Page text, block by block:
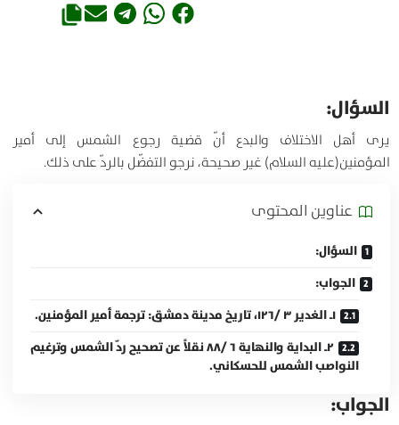
السؤال:
يرى أهل الاختلاف والبدع أنّ قضية رجوع الشمس إلى أمير
المؤمنين(عليه السلام) غير صحيحة، نرجو التفضّل بالردّ على ذلك.
عناوين المحتوی
السؤال:
الجواب:
۱ـ الغدير ۳ /۱۲۶، تاريخ مدينة دمشق: ترجمة أمير المؤمنين.
۲ـ البداية والنهاية ۶ /۸۸ نقلاً عن تصحيح ردّ الشمس وترغيم
النواصب الشمس للحسكاني.
الجواب: